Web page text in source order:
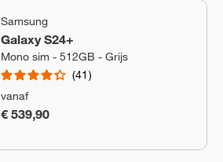
Samsung
Galaxy S24+
Mono sim - 512GB - Grijs
41
vanaf
€ 539,90